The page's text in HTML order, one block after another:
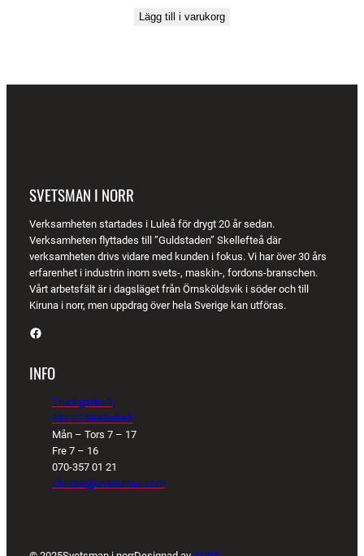
Lägg till i varukorg
SVETSMAN I NORR
Verksamheten startades i Luleå för drygt 20 år sedan.
Verksamheten flyttades till ”Guldstaden” Skellefteå där
verksamheten drivs vidare med kunden i fokus. Vi har över 30 års
erfarenhet i industrin inom svets-, maskin-, fordons-branschen.
Vårt arbetsfält är i dagsläget från Örnsköldsvik i söder och till
Kiruna i norr, men uppdrag över hela Sverige kan utföras.
Facebook
INFO
Truckgatan 1,
931 27 Skellefteå
Mån – Tors 7 – 17
Fre 7 – 16
070-357 01 21
christer@svetsman.com